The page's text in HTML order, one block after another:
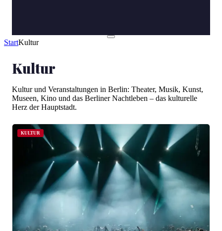
StartKultur
Kultur
Kultur und Veranstaltungen in Berlin: Theater, Musik, Kunst,
Museen, Kino und das Berliner Nachtleben – das kulturelle
Herz der Hauptstadt.
KULTUR